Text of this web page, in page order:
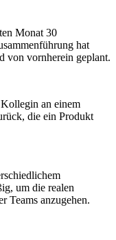
Monat 30
hat
von vornherein geplant.
an einem
die ein Produkt
um die realen
Teams anzugehen.